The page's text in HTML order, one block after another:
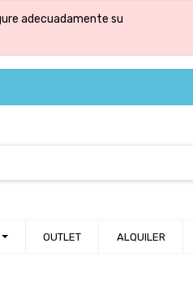
adecuadamente su
OUTLET ALQUILER